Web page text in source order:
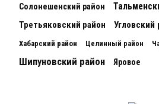
Солонешенский район
Третьяковский район Угловский
Хабарский район Целинный район
Шипуновский район Яровое